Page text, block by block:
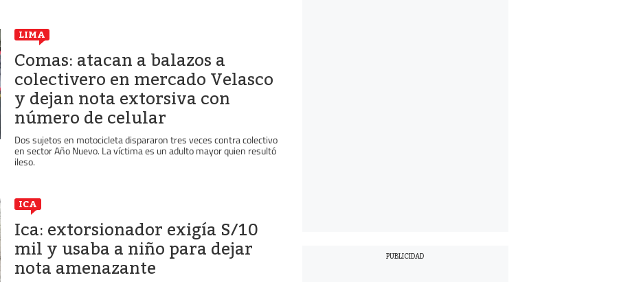
LIMA
Comas: atacan a balazos a
colectivero en mercado Velasco
y dejan nota extorsiva con
número de celular
Dos sujetos en motocicleta dispararon tres veces contra colectivo
en sector Año Nuevo. La víctima es un adulto mayor quien resultó
ileso.
ICA
Ica: extorsionador exigía S/10
mil y usaba a niño para dejar
nota amenazante